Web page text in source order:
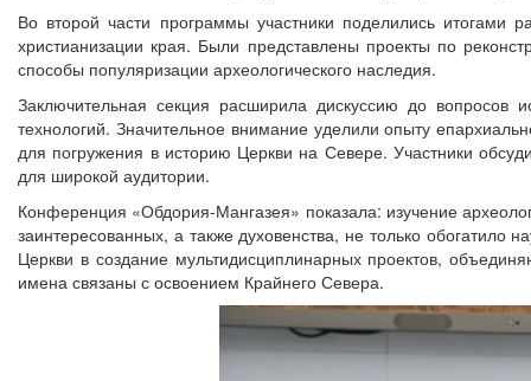
Во второй части программы участники поделились итогами
христианизации края. Были представлены проекты по
способы популяризации археологического наследия.
Заключительная секция расширила дискуссию до вопросов
технологий. Значительное внимание уделили опыту
для погружения в историю Церкви на Севере. Участники
для широкой аудитории.
Конференция «Обдория‑Мангазея» показала: изучение
заинтересованных, а также духовенства, не только обогатило
Церкви в создание мультидисциплинарных проектов,
имена связаны с освоением Крайнего Севера.